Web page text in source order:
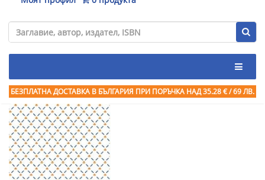
БЕЗПЛАТНА ДОСТАВКА В БЪЛГАРИЯ ПРИ ПОРЪЧКА НАД 35.28 € / 69 ЛВ.